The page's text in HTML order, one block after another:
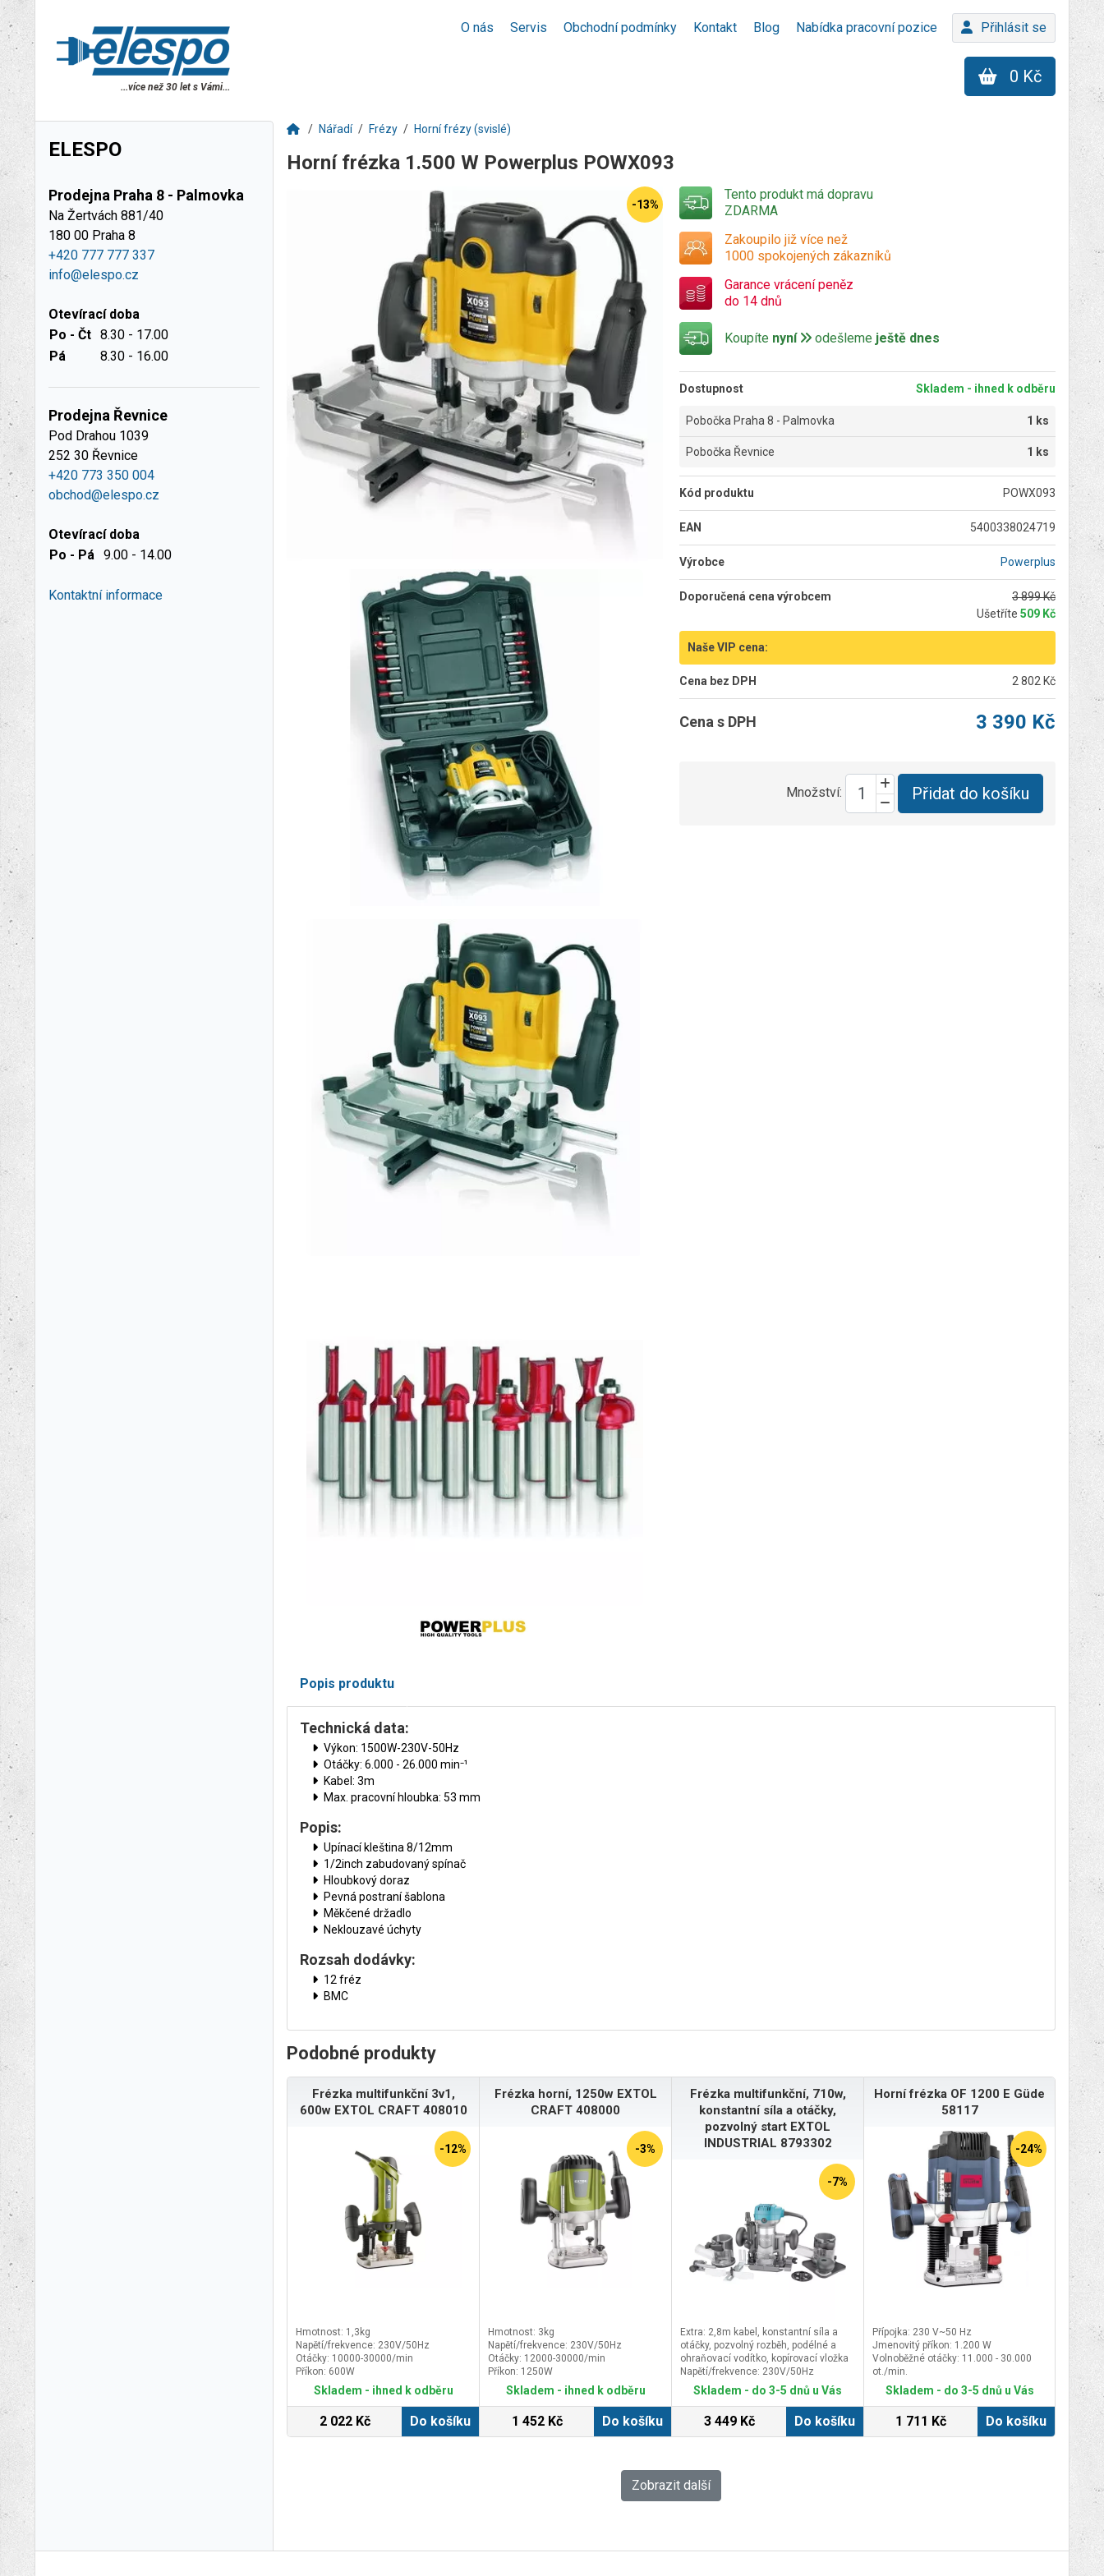
O nás Servis Obchodní podmínky Kontakt Blog Nabídka pracovní pozice Přihlásit se
...více než 30 let s Vámi...
0 Kč
ELESPO
Prodejna Praha 8 - Palmovka
Na Žertvách 881/40
180 00 Praha 8
+420 777 777 337
info@elespo.cz
Otevírací doba
Po - Čt 8.30 - 17.00
Pá
8.30 - 16.00
Prodejna Řevnice
Pod Drahou 1039
252 30 Řevnice
+420 773 350 004
obchod@elespo.cz
Otevírací doba
Po - Pá 9.00 - 14.00
Kontaktní informace
Nářadí Frézy Horní frézy (svislé)
Horní frézka 1.500 W Powerplus POWX093
-13%
Tento produkt má dopravu
ZDARMA
Zakoupilo již více než
1000 spokojených zákazníků
Garance vrácení peněz
do 14 dnů
Koupíte nyní odešleme ještě dnes
Dostupnost Skladem - ihned k odběru
Pobočka Praha 8 - Palmovka 1 ks
Pobočka Řevnice 1 ks
Kód produktu POWX093
EAN 5400338024719
Výrobce Powerplus
Doporučená cena výrobcem
3 899 Kč
Ušetříte 509 Kč
Naše VIP cena:
Cena bez DPH 2 802 Kč
Cena s DPH 3 390 Kč
Množství: Přidat do košíku
Popis produktu
Technická data:
Výkon: 1500W-230V-50Hz
Otáčky: 6.000 - 26.000 min⁻¹
Kabel: 3m
Max. pracovní hloubka: 53 mm
Popis:
Upínací kleština 8/12mm
1/2inch zabudovaný spínač
Hloubkový doraz
Pevná postraní šablona
Měkčené držadlo
Neklouzavé úchyty
Rozsah dodávky:
12 fréz
BMC
Podobné produkty
Frézka multifunkční 3v1,
600w EXTOL CRAFT 408010
-12%
Hmotnost: 1,3kg
Napětí/frekvence: 230V/50Hz
Otáčky: 10000-30000/min
Příkon: 600W
Skladem - ihned k odběru
2 022 Kč Do košíku
Frézka horní, 1250w EXTOL
CRAFT 408000
-3%
Hmotnost: 3kg
Napětí/frekvence: 230V/50Hz
Otáčky: 12000-30000/min
Příkon: 1250W
Skladem - ihned k odběru
1 452 Kč Do košíku
Frézka multifunkční, 710w,
konstantní síla a otáčky,
pozvolný start EXTOL
INDUSTRIAL 8793302
-7%
Extra: 2,8m kabel, konstantní síla a
otáčky, pozvolný rozběh, podélné a
ohraňovací vodítko, kopírovací vložka
Napětí/frekvence: 230V/50Hz
Otáčky: 13000-33000/min
Příkon: 710W
Skladem - do 3-5 dnů u Vás
3 449 Kč Do košíku
Horní frézka OF 1200 E Güde
58117
-24%
Přípojka: 230 V~50 Hz
Jmenovitý příkon: 1.200 W
Volnoběžné otáčky: 11.000 - 30.000
ot./min.
Max. frézovací zdvih: 55 mm
Skladem - do 3-5 dnů u Vás
1 711 Kč Do košíku
Zobrazit další